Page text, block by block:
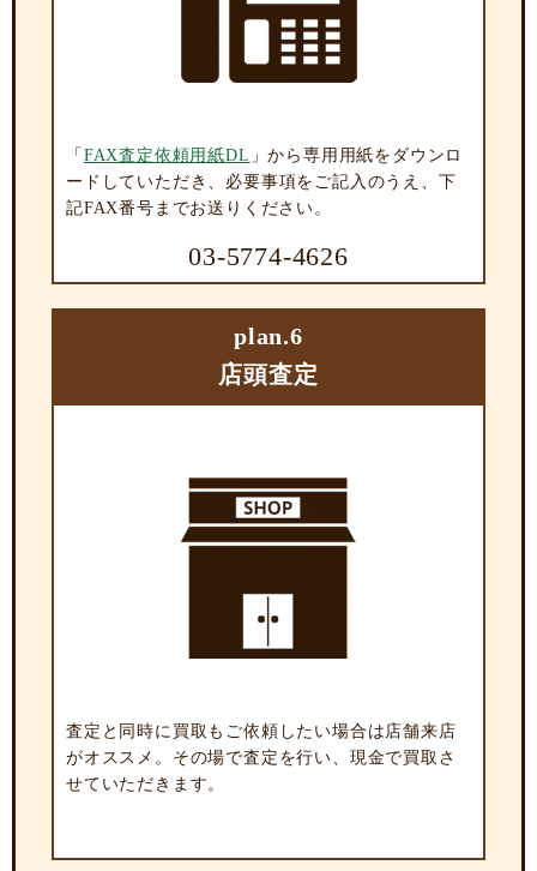
「 FAX査定依頼用紙DL 」から専用用紙をダウンロ
ードしていただき、必要事項をご記入のうえ、下
記FAX番号までお送りください。
03-5774-4626
plan.6
店頭査定
査定と同時に買取もご依頼したい場合は店舗来店
がオススメ。その場で査定を行い、現金で買取さ
せていただきます。